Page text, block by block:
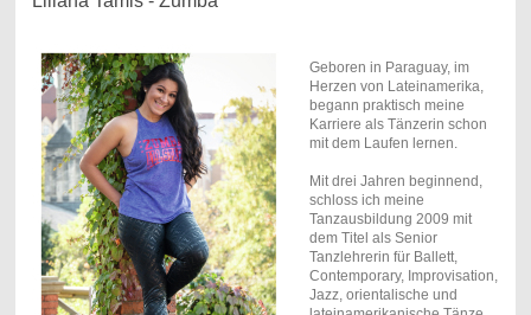
Geboren in Paraguay, im
Herzen von Lateinamerika,
begann praktisch meine
Karriere als Tänzerin schon
mit dem Laufen lernen.
Mit drei Jahren beginnend,
schloss ich meine
Tanzausbildung 2009 mit
dem Titel als Senior
Tanzlehrerin für Ballett,
Contemporary, Improvisation,
Jazz, orientalische und